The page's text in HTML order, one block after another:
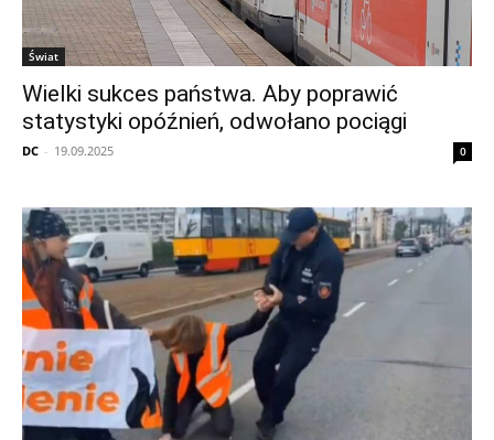
Świat
Wielki sukces państwa. Aby poprawić
statystyki opóźnień, odwołano pociągi
DC - 19.09.2025 0